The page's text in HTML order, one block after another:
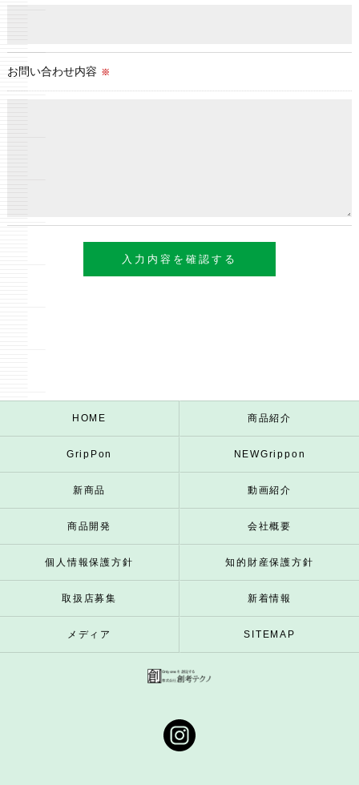
お問い合わせ内容 ※
HOME 商品紹介
GripPon NEWGrippon
新商品 動画紹介
商品開発 会社概要
個人情報保護方針 知的財産保護方針
取扱店募集 新着情報
メディア SITEMAP